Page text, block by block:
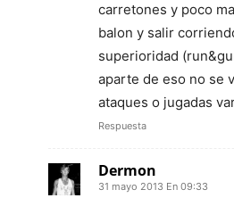
carretones y poco
balon y salir
superioridad
aparte de eso no se
ataques o jugadas
Respuesta
Dermon
31 mayo 2013 En 09:33